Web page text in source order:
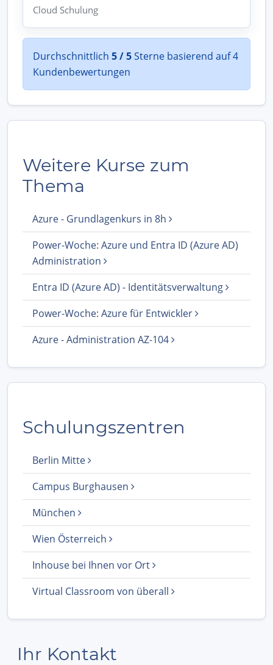
Cloud Schulung
Durchschnittlich 5 / 5Sterne basierend auf 4
Kundenbewertungen
Weitere Kurse zum
Thema
Azure - Grundlagenkurs in 8h
Power-Woche: Azure und Entra ID (Azure AD)
Administration
Entra ID (Azure AD) - Identitätsverwaltung
Power-Woche: Azure für Entwickler
Azure - Administration AZ-104
Schulungszentren
Berlin Mitte
Campus Burghausen
München
Wien Österreich
Inhouse bei Ihnen vor Ort
Virtual Classroom von überall
Ihr Kontakt